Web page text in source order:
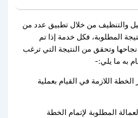
والتنظيف من خلال تطبيق عدد من
المطلوبة، فكل خدمة إذا تم
وتحقق من النتيجة التي ترغب
به ما يلي:-
اللازمة في القيام بعملية
المطلوبة لإتمام الخطة